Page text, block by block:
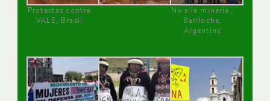
Protestas contra
VALE, Brasil
No a la minería ,
Bariloche,
Argentina